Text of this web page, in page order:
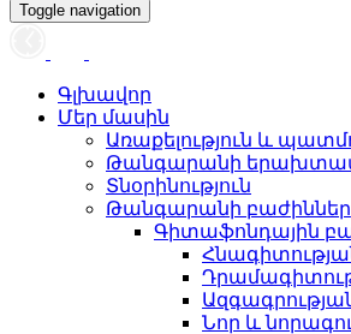
Toggle navigation
Գլխավոր
Մեր մասին
Առաքելություն և
Թանգարանի
Տնօրինություն
Թանգարանի բաժիններ
Գիտաֆոնդային
Նոր և